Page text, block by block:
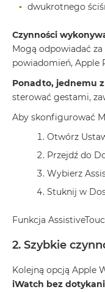
14
MacBook
Pro
16
koloru
MacBook
Pro
Gwiezdna
Pro
Gwiezdna
MacBook
Pro
Srebrny
Według
pamięci
dwukrotnego
Czynności
Mogą odpowiadać
powiadomień, Apple
Ponadto, jednemu
sterować gestami,
Aby skonfigurować
Otwórz
Przejdź do
Wybierz
Stuknij w
Funkcja
2. Szybkie
Kolejną opcją Apple
iWatch bez